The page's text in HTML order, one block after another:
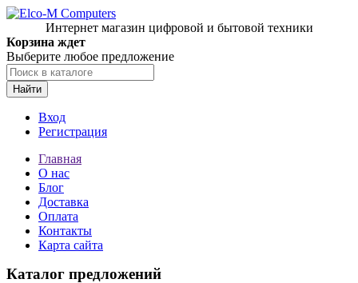
Интернет магазин цифровой и бытовой техники
Корзина ждет
Выберите любое предложение
Найти
Вход
Регистрация
Главная
О нас
Блог
Доставка
Оплата
Контакты
Карта сайта
Каталог предложений